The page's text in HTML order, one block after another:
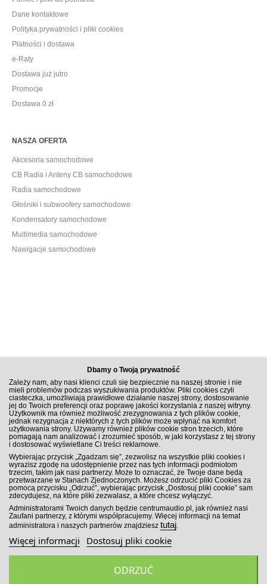
Dbamy o Twoją prywatność
Zależy nam, aby nasi klienci czuli się bezpiecznie na naszej stronie i nie
mieli problemów podczas wyszukiwania produktów. Pliki cookies czyli
ciasteczka, umożliwiają prawidłowe działanie naszej strony, dostosowanie
jej do Twoich preferencji oraz poprawę jakości korzystania z naszej witryny.
Użytkownik ma również możliwość zrezygnowania z tych plików cookie,
jednak rezygnacja z niektórych z tych plików może wpłynąć na komfort
użytkowania strony. Używamy również plików cookie stron trzecich, które
pomagają nam analizować i zrozumieć sposób, w jaki korzystasz z tej strony
i dostosować wyświetlane Ci treści reklamowe.
Wybierając przycisk „Zgadzam się”, zezwolisz na wszystkie pliki cookies i
wyrazisz zgodę na udostępnienie przez nas tych informacji podmiotom
trzecim, takim jak nasi partnerzy. Może to oznaczać, że Twoje dane będą
przetwarzane w Stanach Zjednoczonych. Możesz odrzucić pliki Cookies za
pomocą przycisku „Odrzuć”, wybierając przycisk „Dostosuj pliki cookie” sam
zdecydujesz, na które pliki zezwalasz, a które chcesz wyłączyć.
Administratorami Twoich danych będzie centrumaudio.pl, jak również nasi
Zaufani partnerzy, z którymi współpracujemy. Więcej informacji na temat
administratora i naszych partnerów znajdziesz tutaj.
Więcej informacji Dostosuj pliki cookie
ODRZUĆ
Dane kontaktowe
Polityka prywatności i pliki cookies
Płatności i dostawa
e-Raty
Dostawa już jutro
Promocje
Dostawa 0 zł
NASZA OFERTA
Akcesoria samochodowe
CB Radia i Anteny CB samochodowe
Radia samochodowe
Głośniki i subwoofery samochodowe
Kondensatory samochodowe
Multimedia samochodowe
Nawigacje samochodowe
ZAPISZ SIĘ DO NEWSLETTERA
ZAPISZ SIĘ!
Wszelkie prawa zastrzeżone. Sklep Car Audio CentrumAudio.pl